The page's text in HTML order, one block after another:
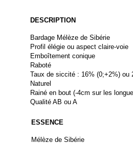
DESCRIPTION
Bardage Mélèze de Sibérie
Profil élégie ou aspect claire-voie
Emboîtement conique
Raboté
Taux de siccité : 16% (0;+2%) ou
Naturel
Rainé en bout (-4cm sur les
Qualité AB ou A
ESSENCE
Mélèze de Sibérie